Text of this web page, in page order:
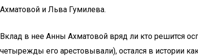
Ахматовой и Льва Гумилева.
Вклад в нее Анны Ахматовой вряд ли кто решится
четырежды его арестовывали), остался в истории